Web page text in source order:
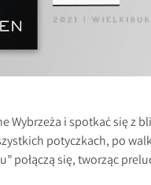
Wybrzeża i spotkać się z
potyczkach, po
połączą się, tworząc